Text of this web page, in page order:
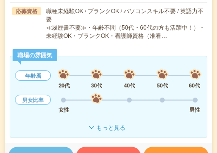
応募資格
職種未経験OK / ブランクOK / パソコンスキル不要 / 英語力不
要
≪履歴書不要≫・年齢不問（50代・60代の方も活躍中！）・
未経験OK・ブランクOK・看護師資格（准看…
職場の雰囲気
年齢層
20代
30代 40代 50代
60代
男女比率
女性
男性
もっと見る